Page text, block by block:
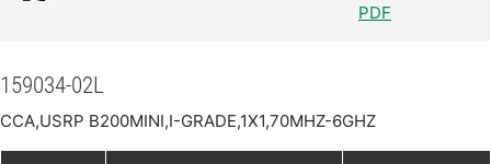
PDF
159034-02L
CCA,USRP B200MINI,I-GRADE,1X1,70MHZ-6GHZ